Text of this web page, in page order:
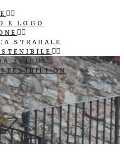
E LOGO
STRADALE
2030
ON